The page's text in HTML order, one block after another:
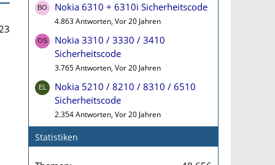
Nokia 6310 + 6310i Sicherheitscode
4.863 Antworten, Vor 20 Jahren
Nokia 3310 / 3330 / 3410
Sicherheitscode
3.765 Antworten, Vor 20 Jahren
Nokia 5210 / 8210 / 8310 / 6510
Sicherheitscode
2.354 Antworten, Vor 20 Jahren
Statistiken